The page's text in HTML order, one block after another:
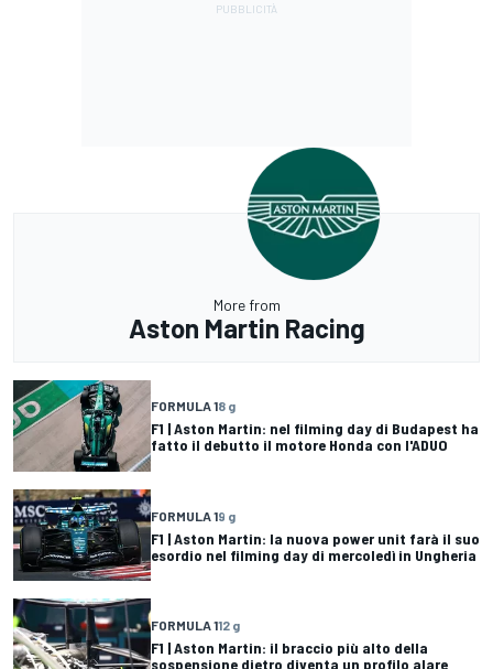
More from
Aston Martin Racing
FORMULA 18 g
F1 | Aston Martin: nel filming day di Budapest ha
fatto il debutto il motore Honda con l'ADUO
FORMULA 19 g
F1 | Aston Martin: la nuova power unit farà il suo
esordio nel filming day di mercoledì in Ungheria
FORMULA 112 g
F1 | Aston Martin: il braccio più alto della
sospensione dietro diventa un profilo alare